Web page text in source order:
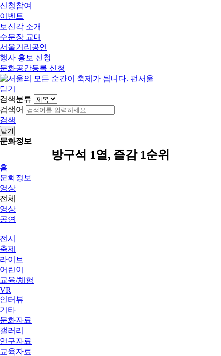
신청참여
이벤트
보신각 소개
수문장 교대
서울거리공연
행사 홍보 신청
문화공간등록 신청
닫기
검색분류
검색어
검색
닫기
문화정보
방구석 1열, 즐감 1순위
홈
문화정보
영상
전체
영상
공연
전시
축제
라이브
어린이
교육/체험
VR
인터뷰
기타
문화자료
갤러리
연구자료
교육자료